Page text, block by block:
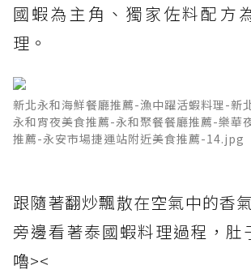
國蝦為主角、獨家佐料配方
理。
新北永和海鮮餐廳推薦-漁中躍活蝦料理-新
永和宵夜美食推薦-永和聚餐餐廳推薦-樂華
推薦-永安市場捷運站附近美食推薦-14.jpg
跟隨著翻炒飄散在空氣中的香
旁邊看著泰國蝦料理過程，肚
嚕><